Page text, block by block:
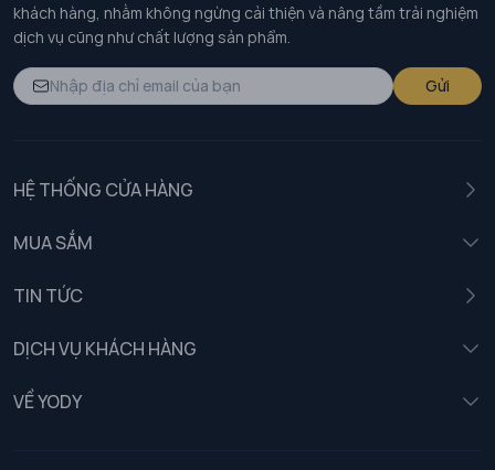
khách hàng, nhằm không ngừng cải thiện và nâng tầm trải nghiệm
dịch vụ cũng như chất lượng sản phẩm.
Gửi
HỆ THỐNG CỬA HÀNG
MUA SẮM
TIN TỨC
DỊCH VỤ KHÁCH HÀNG
Chính sách khách hàng thân thiết
VỀ YODY